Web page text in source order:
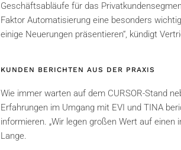
Geschäftsabläufe für das
Faktor Automatisierung eine besonders
einige Neuerungen präsentieren“, kündigt
KUNDEN BERICHTEN AUS DER PRAXIS
Wie immer warten auf dem CURSOR-Stand
Erfahrungen im Umgang mit EVI und TINA
informieren. „Wir legen großen Wert auf
Lange.